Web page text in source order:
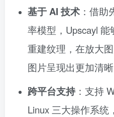
基于 AI 技术 ：借
率模型，Upscayl 能
重建纹理，在放大
图片呈现出更加清晰
跨平台支持 ：支持
Linux 三大操作系统